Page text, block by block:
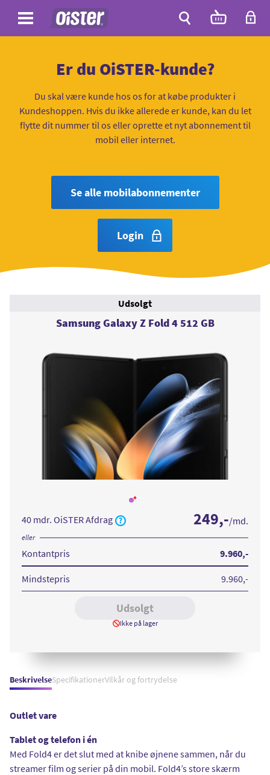
Antal
varer
i
Er du OiSTER-kunde?
Du skal være kunde hos os for at købe produkter i
Kundeshoppen. Hvis du ikke allerede er kunde, kan du let
flytte dit nummer til os eller oprette et nyt abonnement til
mobil eller internet.
Se alle mobilabonnementer
Login
Samsung Galaxy Z Fold 4 512 GB
Udsolgt
Læs
Z
GB
249,-/md.
40 mdr. OiSTER Afdrag
eller
9.960,-
Kontantpris
Mindstepris 9.960,-
Udsolgt
Ikke på lager
BeskrivelseSpecifikationerVilkår og fortrydelse
Outlet vare
Tablet og telefon i én
Med Fold4 er det slut med at knibe øjnene sammen, når du
streamer film og serier på din mobil. Fold4’s store skærm